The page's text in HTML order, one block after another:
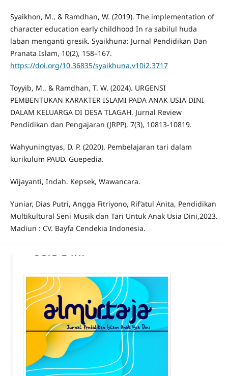
Syaikhon, M., & Ramdhan, W. (2019). The implementation of
character education early childhood In ra sabilul huda
laban menganti gresik. Syaikhuna: Jurnal Pendidikan Dan
Pranata Islam, 10(2), 158–167.
https://doi.org/10.36835/syaikhuna.v10i2.3717
Toyyib, M., & Ramdhan, T. W. (2024). URGENSI
PEMBENTUKAN KARAKTER ISLAMI PADA ANAK USIA DINI
DALAM KELUARGA DI DESA TLAGAH. Jurnal Review
Pendidikan dan Pengajaran (JRPP), 7(3), 10813-10819.
Wahyuningtyas, D. P. (2020). Pembelajaran tari dalam
kurikulum PAUD. Guepedia.
Wijayanti, Indah. Kepsek, Wawancara.
Yuniar, Dias Putri, Angga Fitriyono, Rif’atul Anita, Pendidikan
Multikultural Seni Musik dan Tari Untuk Anak Usia Dini,2023.
Madiun : CV. Bayfa Cendekia Indonesia.